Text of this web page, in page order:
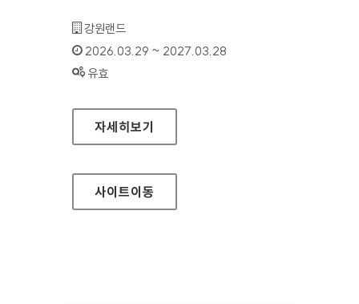
기관명 :
강원랜드
인증기간 :
2026.03.29 ~ 2027.03.28
상태 :
유효
하이원리조트
자세히보기
사이트이동